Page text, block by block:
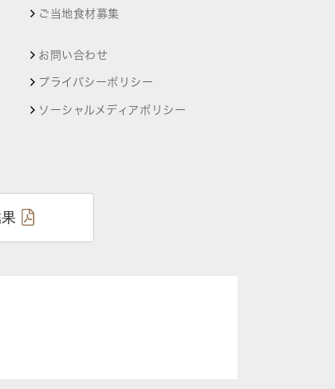
ご当地食材募集
お問い合わせ
プライバシーポリシー
ソーシャルメディアポリシー